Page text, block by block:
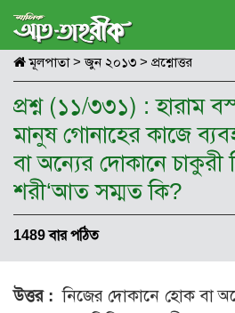
মূলপাতা> জুন ২০১৩ > প্রশ্নোত্তর
প্রশ্ন (১১/৩৩১) : হারাম
মানুষ গোনাহের কাজে
বা অন্যের দোকানে চাকুরী
শরী‘আত সম্মত কি?
1489 বার পঠিত
উত্তর : নিজের দোকানে হোক বা